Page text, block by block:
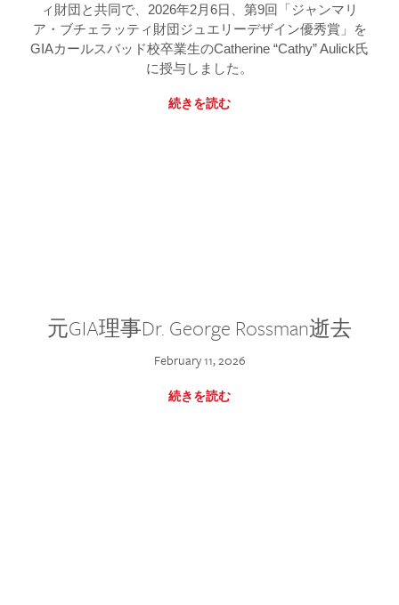
ィ財団と共同で、2026年2月6日、第9回「ジャンマリ
ア・ブチェラッティ財団ジュエリーデザイン優秀賞」を
GIAカールスバッド校卒業生のCatherine “Cathy” Aulick氏
に授与しました。
続きを読む
元GIA理事Dr. George Rossman逝去
February 11, 2026
続きを読む